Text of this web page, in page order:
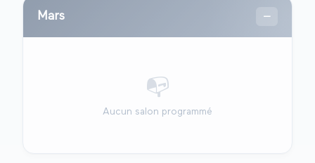
Mars —
📭
Aucun salon programmé